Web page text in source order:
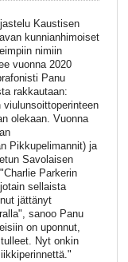
Kaustisen
kunnianhimoiset
nimiin
vuonna 2020
Panu
rakkautaan:
olekaan. Vuonna
Pikkupelimannit) ja
Savolaisen
Parkerin
sellaista
jättänyt
sanoo Panu
on uponnut,
Nyt onkin